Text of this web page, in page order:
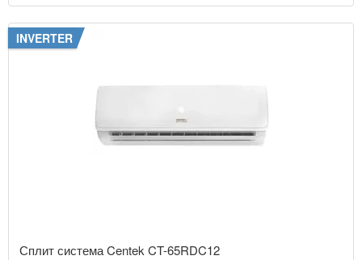
INVERTER
Сплит система Centek CT-65RDC12